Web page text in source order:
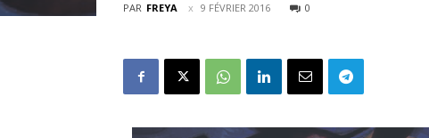
PAR FREYA 9 FÉVRIER 2016 0